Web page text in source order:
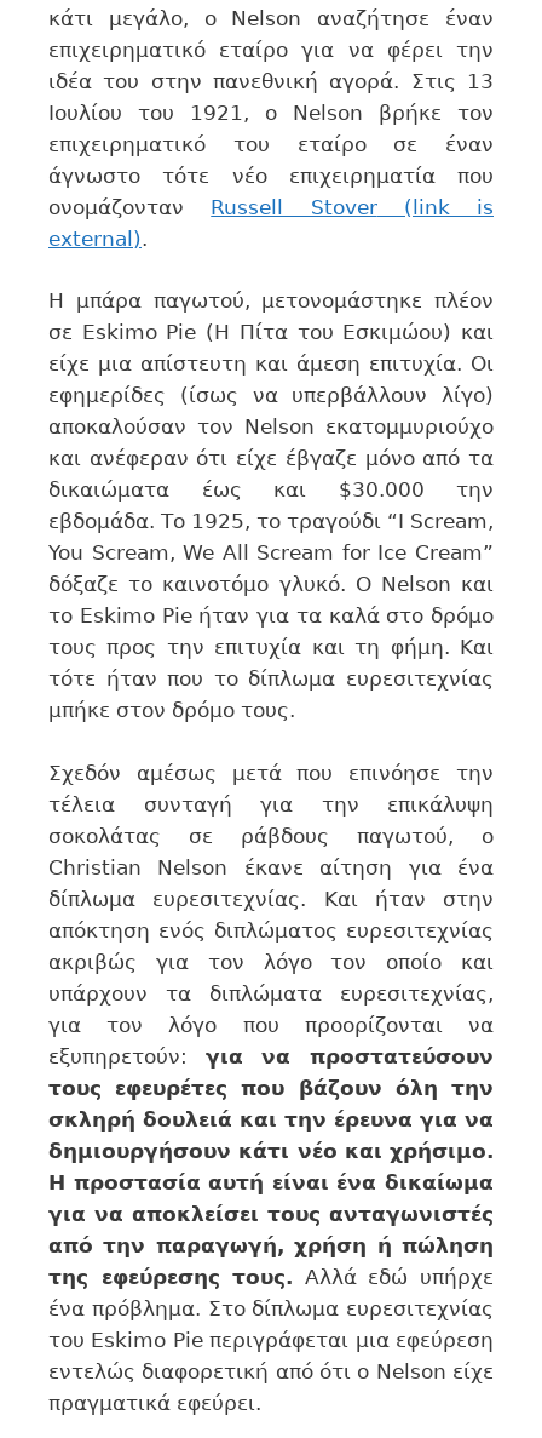
κάτι μεγάλο, ο Nelson αναζήτησε έναν
επιχειρηματικό εταίρο για να φέρει την
ιδέα του στην πανεθνική αγορά. Στις 13
Ιουλίου του 1921, ο Nelson βρήκε τον
επιχειρηματικό του εταίρο σε έναν
άγνωστο τότε νέο επιχειρηματία που
ονομάζονταν Russell Stover(link is
external).
Η μπάρα παγωτού, μετονομάστηκε πλέον
σε Eskimo Pie (Η Πίτα του Εσκιμώου) και
είχε μια απίστευτη και άμεση επιτυχία. Οι
εφημερίδες (ίσως να υπερβάλλουν λίγο)
αποκαλούσαν τον Nelson εκατομμυριούχο
και ανέφεραν ότι είχε έβγαζε μόνο από τα
δικαιώματα έως και $30.000 την
εβδομάδα. Το 1925, το τραγούδι “I Scream,
You Scream, We All Scream for Ice Cream”
δόξαζε το καινοτόμο γλυκό. Ο Nelson και
το Eskimo Pie ήταν για τα καλά στο δρόμο
τους προς την επιτυχία και τη φήμη. Και
τότε ήταν που το δίπλωμα ευρεσιτεχνίας
μπήκε στον δρόμο τους.
Σχεδόν αμέσως μετά που επινόησε την
τέλεια συνταγή για την επικάλυψη
σοκολάτας σε ράβδους παγωτού, ο
Christian Nelson έκανε αίτηση για ένα
δίπλωμα ευρεσιτεχνίας. Και ήταν στην
απόκτηση ενός διπλώματος ευρεσιτεχνίας
ακριβώς για τον λόγο τον οποίο και
υπάρχουν τα διπλώματα ευρεσιτεχνίας,
για τον λόγο που προορίζονται να
εξυπηρετούν: για να προστατεύσουν
τους εφευρέτες που βάζουν όλη την
σκληρή δουλειά και την έρευνα για να
δημιουργήσουν κάτι νέο και χρήσιμο.
Η προστασία αυτή είναι ένα δικαίωμα
για να αποκλείσει τους ανταγωνιστές
από την παραγωγή, χρήση ή πώληση
της εφεύρεσης τους. Αλλά εδώ υπήρχε
ένα πρόβλημα. Στο δίπλωμα ευρεσιτεχνίας
του Eskimo Pie περιγράφεται μια εφεύρεση
εντελώς διαφορετική από ότι ο Nelson είχε
πραγματικά εφεύρει.